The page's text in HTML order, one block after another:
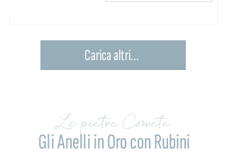
Carica altri...
Le pietre Comete
Gli Anelli in Oro con Rubini